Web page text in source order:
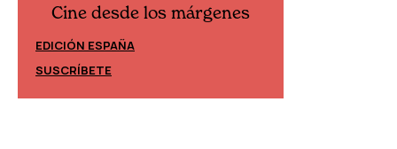
Cine desde los márgenes
EDICIÓN ESPAÑA
SUSCRÍBETE